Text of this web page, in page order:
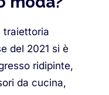
traiettoria
del 2021 si è
ridipinte,
da cucina,